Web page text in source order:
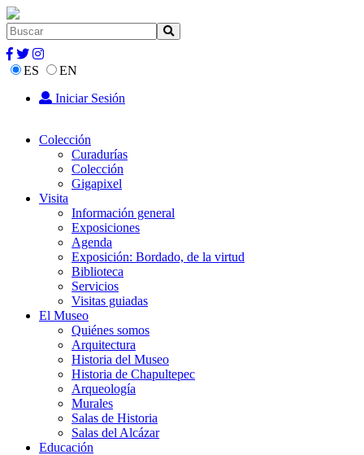
ES
EN
Iniciar Sesión
Colección
Curadurías
Colección
Gigapixel
Visita
Información general
Exposiciones
Agenda
Exposición: Bordado, de la virtud
Biblioteca
Servicios
Visitas guiadas
El Museo
Quiénes somos
Arquitectura
Historia del Museo
Historia de Chapultepec
Arqueología
Murales
Salas de Historia
Salas del Alcázar
Educación